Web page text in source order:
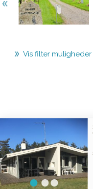
Vis filter muligheder